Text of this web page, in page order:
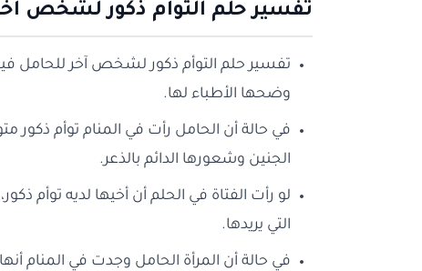
تفسير حلم التوأم ذكور لشخص
تفسير حلم التوأم ذكور لشخص آخر للحامل
وضحها الأطباء لها.
في حالة أن الحامل رأت في المنام توأم
الجنين وشعورها الدائم بالذعر.
لو رأت الفتاة في الحلم أن أخيها لديه توأم
التي يريدها.
في حالة أن المرأة الحامل وجدت في المنام